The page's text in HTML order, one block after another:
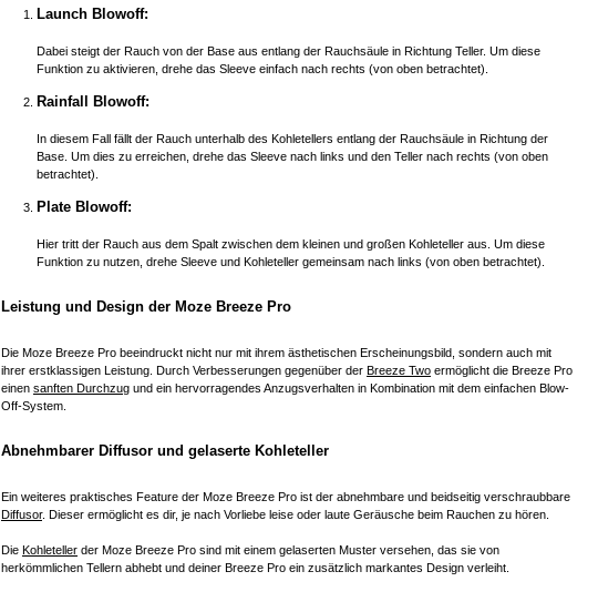
Launch Blowoff:
Dabei steigt der Rauch von der Base aus entlang der Rauchsäule in Richtung Teller. Um diese
Funktion zu aktivieren, drehe das Sleeve einfach nach rechts (von oben betrachtet).
Rainfall Blowoff:
In diesem Fall fällt der Rauch unterhalb des Kohletellers entlang der Rauchsäule in Richtung der
Base. Um dies zu erreichen, drehe das Sleeve nach links und den Teller nach rechts (von oben
betrachtet).
Plate Blowoff:
Hier tritt der Rauch aus dem Spalt zwischen dem kleinen und großen Kohleteller aus. Um diese
Funktion zu nutzen, drehe Sleeve und Kohleteller gemeinsam nach links (von oben betrachtet).
Leistung und Design der Moze Breeze Pro
Die Moze Breeze Pro beeindruckt nicht nur mit ihrem ästhetischen Erscheinungsbild, sondern auch mit
ihrer erstklassigen Leistung. Durch Verbesserungen gegenüber der Breeze Two ermöglicht die Breeze Pro
einen sanften Durchzug und ein hervorragendes Anzugsverhalten in Kombination mit dem einfachen Blow-
Off-System.
Abnehmbarer Diffusor und gelaserte Kohleteller
Ein weiteres praktisches Feature der Moze Breeze Pro ist der abnehmbare und beidseitig verschraubbare
Diffusor. Dieser ermöglicht es dir, je nach Vorliebe leise oder laute Geräusche beim Rauchen zu hören.
Die Kohleteller der Moze Breeze Pro sind mit einem gelaserten Muster versehen, das sie von
herkömmlichen Tellern abhebt und deiner Breeze Pro ein zusätzlich markantes Design verleiht.